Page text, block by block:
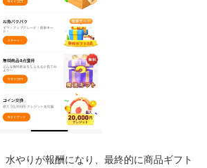
水やりが報酬になり、最終的に商品ギフト